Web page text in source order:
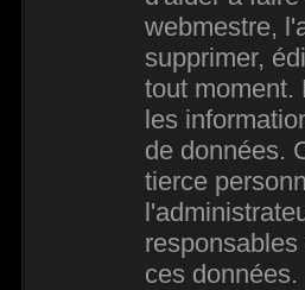
webmestre,
supprimer,
tout moment.
les
de données.
tierce
ces données.